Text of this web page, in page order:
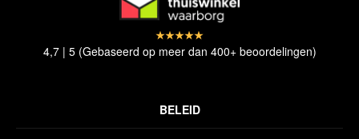
BELEID
4,7 | 5 (Gebaseerd op meer dan 400+ beoordelingen)